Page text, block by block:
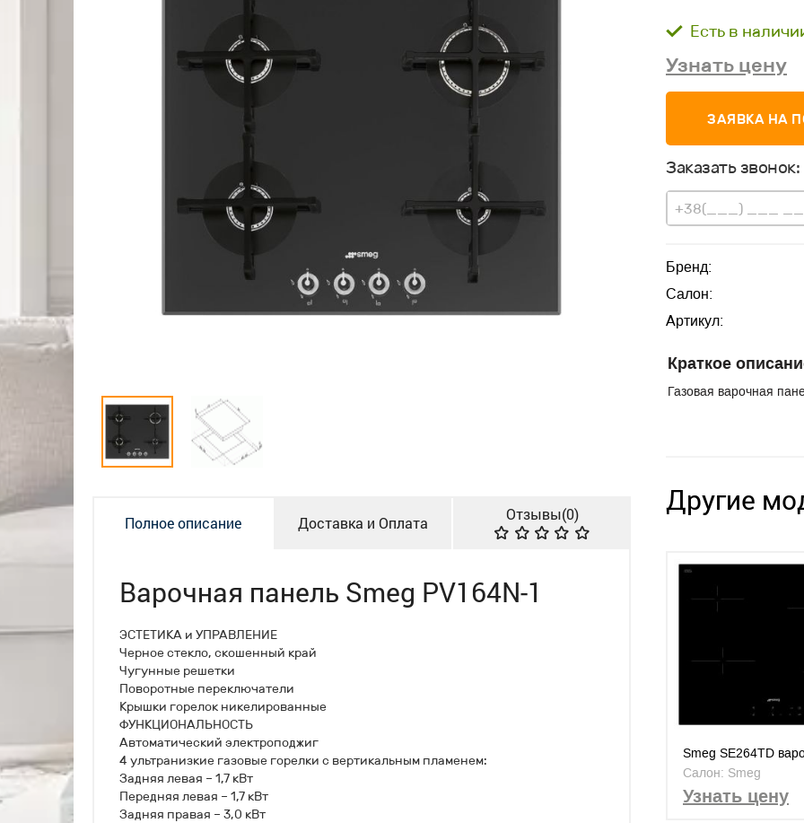
Полное описание Доставка и Оплата Отзывы(0)
Варочная панель Smeg PV164N-1
ЭСТЕТИКА и УПРАВЛЕНИЕ
Черное стекло, cкошенный край
Чугунные решетки
Поворотные переключатели
Крышки горелок никелированные
ФУНКЦИОНАЛЬНОСТЬ
Автоматический электроподжиг
4 ультранизкие газовые горелки с вертикальным пламенем:
Задняя левая – 1,7 кВт
Передняя левая – 1,7 кВт
Задняя правая – 3,0 кВт
Есть в
Узнать цену
ЗАЯВКА НА
Заказать звонок:
Бренд:
Салон:
Артикул:
Краткое
Газовая варочная
Другие
Smeg SE264TD
панель
Салон: Smeg
Узнать цену